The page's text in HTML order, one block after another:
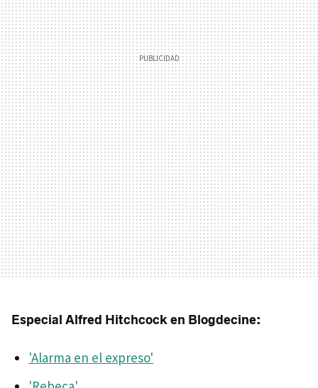
Especial Alfred Hitchcock en Blogdecine:
'Alarma en el expreso'